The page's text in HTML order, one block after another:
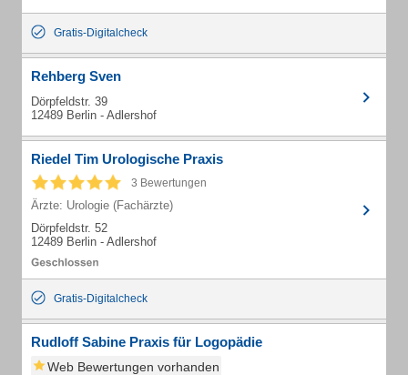
Gratis-Digitalcheck
Rehberg Sven
Dörpfeldstr. 39
12489 Berlin - Adlershof
Riedel Tim Urologische Praxis
3 Bewertungen
Ärzte: Urologie (Fachärzte)
Dörpfeldstr. 52
12489 Berlin - Adlershof
Gratis-Digitalcheck
Rudloff Sabine Praxis für Logopädie
Web Bewertungen vorhanden